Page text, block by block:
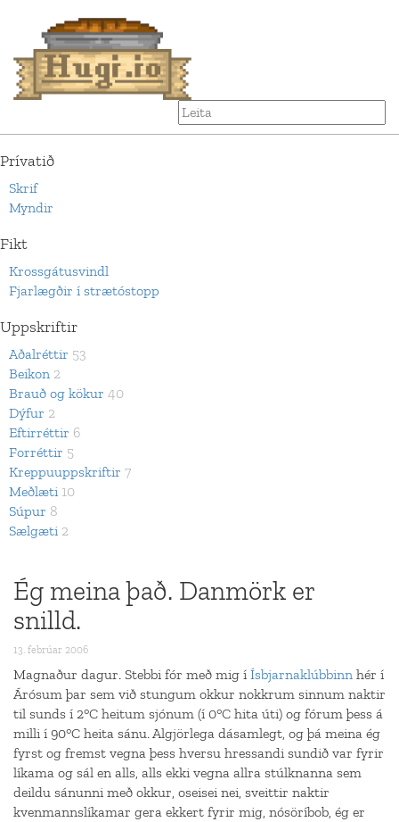
Prívatið
Skrif
Myndir
Fikt
Krossgátusvindl
Fjarlægðir í strætóstopp
Uppskriftir
Aðalréttir 53
Beikon 2
Brauð og kökur 40
Dýfur 2
Eftirréttir 6
Forréttir 5
Kreppuuppskriftir 7
Meðlæti 10
Súpur 8
Sælgæti 2
Ég meina það. Danmörk er
snilld.
13. febrúar 2006
Magnaður dagur. Stebbi fór með mig í Ísbjarnaklúbbinn hér í
Árósum þar sem við stungum okkur nokkrum sinnum naktir
til sunds í 2°C heitum sjónum (í 0°C hita úti) og fórum þess á
milli í 90°C heita sánu. Algjörlega dásamlegt, og þá meina ég
fyrst og fremst vegna þess hversu hressandi sundið var fyrir
líkama og sál en alls, alls ekki vegna allra stúlknanna sem
deildu sánunni með okkur, oseisei nei, sveittir naktir
kvenmannslíkamar gera ekkert fyrir mig, nósöríbob, ég er